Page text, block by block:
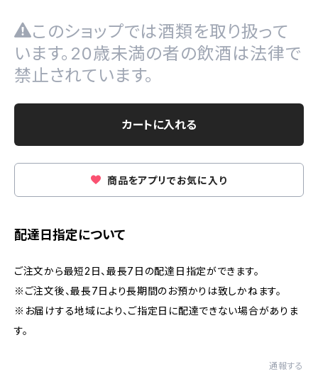
このショップでは酒類を取り扱って
います。20歳未満の者の飲酒は法律で
禁止されています。
カートに入れる
商品をアプリでお気に入り
配達日指定について
ご注文から最短2日、最長7日の配達日指定ができます。
※ご注文後、最長7日より長期間のお預かりは致しかねます。
※お届けする地域により、ご指定日に配達できない場合がありま
す。
通報する